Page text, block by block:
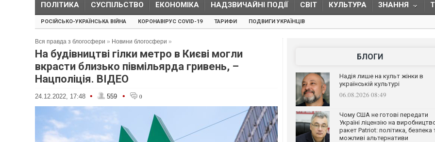
ПОЛІТИКА СУСПІЛЬСТВО ЕКОНОМІКА НАДЗВИЧАЙНІ ПОДІЇ СВІТ КУЛЬТУРА ЗНАННЯ
РОСІЙСЬКО-УКРАЇНСЬКА ВІЙНА КОРОНАВІРУС COVID-19 ТАРИФИ ПОДВИГИ УКРАЇНЦІВ
Вся правда з блогосфери » Новини блогосфери »
На будівництві гілки метро в Києві могли
вкрасти близько півмільярда гривень, –
Нацполіція. ВІДЕО
24.12.2022, 17:48 • 559 • 0
БЛОГИ
Надія лише на культ жінки в
українській культурі
06.08.2026 08:49
Чому США не готові передати
Україні ліцензію на
ракет Patriot: політика, безпека
можливі альтернативи